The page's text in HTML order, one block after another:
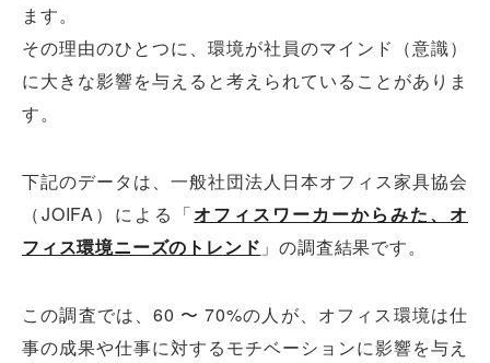
ます。
その理由のひとつに、環境が社員のマインド（意識）
に大きな影響を与えると考えられていることがありま
す。
下記のデータは、一般社団法人日本オフィス家具協会
（JOIFA）による「オフィスワーカーからみた、オ
フィス環境ニーズのトレンド 」の調査結果です。
この調査では、60 〜 70%の人が、オフィス環境は仕
事の成果や仕事に対するモチベーションに影響を与え